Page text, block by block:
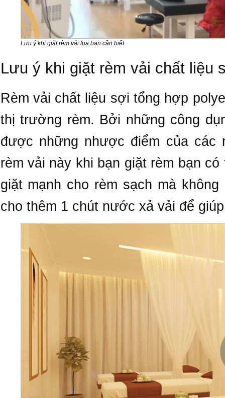
Lưu ý khi giặt rèm vải lụa bạn cần biết
Lưu ý khi giặt rèm vải chất liệu
Rèm vải chất liệu sợi tổng hợp
thị trường rèm. Bởi những công
được những nhược điểm của
rèm vải này khi bạn giặt rèm bạn
giặt mạnh cho rèm sạch mà
cho thêm 1 chút nước xả vải để